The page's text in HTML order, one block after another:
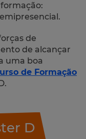
de
de alcançar
uma boa
de Formação
D